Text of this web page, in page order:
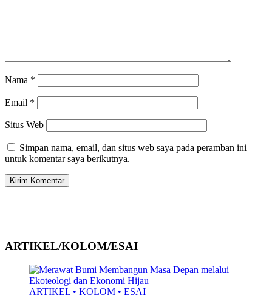
Nama *
Email *
Situs Web
Simpan nama, email, dan situs web saya pada peramban ini
untuk komentar saya berikutnya.
ARTIKEL/KOLOM/ESAI
ARTIKEL • KOLOM • ESAI